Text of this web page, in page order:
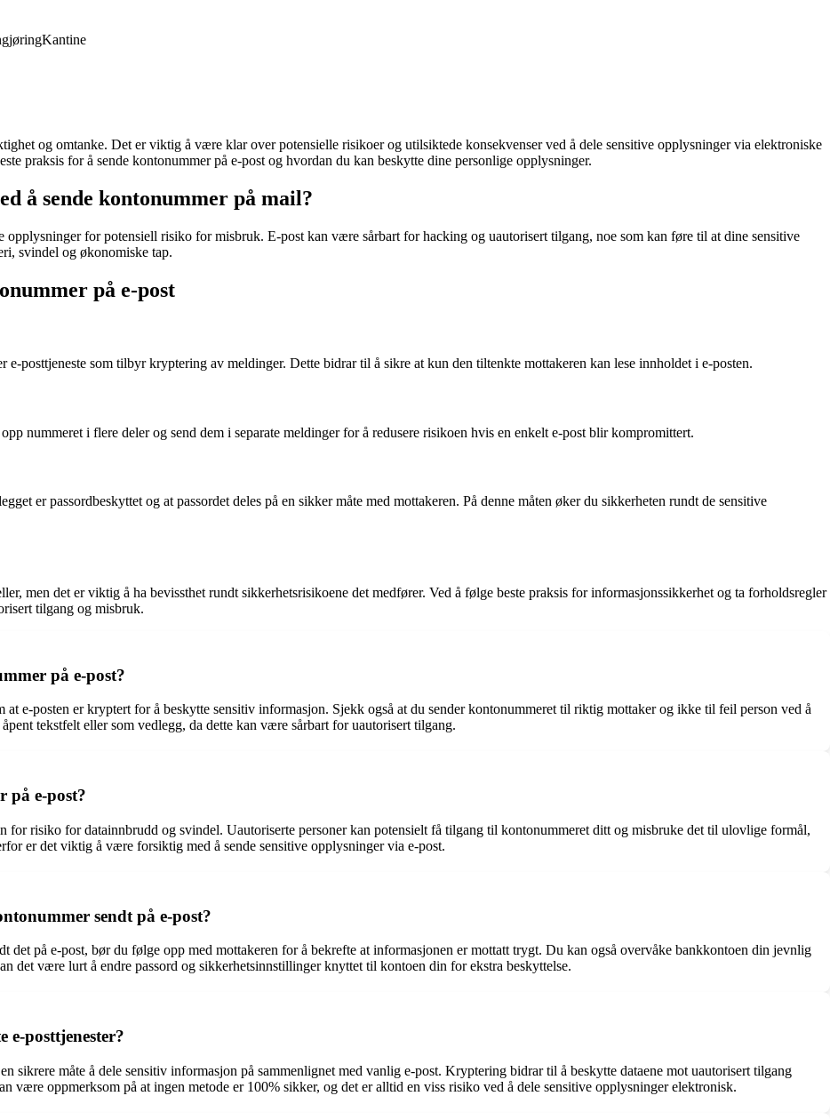
Kantine
og omtanke. Det er viktig å være klar over potensielle risikoer og utilsiktede konsekvenser ved å dele sensitive opplysninger via elektroniske
praksis for å sende kontonummer på e-post og hvordan du kan beskytte dine personlige opplysninger.
å sende kontonummer på mail?
opplysninger for potensiell risiko for misbruk. E-post kan være sårbart for hacking og uautorisert tilgang, noe som kan føre til at dine sensitive
svindel og økonomiske tap.
på e-post
posttjeneste som tilbyr kryptering av meldinger. Dette bidrar til å sikre at kun den tiltenkte mottakeren kan lese innholdet i e-posten.
nummeret i flere deler og send dem i separate meldinger for å redusere risikoen hvis en enkelt e-post blir kompromittert.
er passordbeskyttet og at passordet deles på en sikker måte med mottakeren. På denne måten øker du sikkerheten rundt de sensitive
men det er viktig å ha bevissthet rundt sikkerhetsrisikoene det medfører. Ved å følge beste praksis for informasjonssikkerhet og ta forholdsregler
tilgang og misbruk.
på e-post?
e-posten er kryptert for å beskytte sensitiv informasjon. Sjekk også at du sender kontonummeret til riktig mottaker og ikke til feil person ved å
tekstfelt eller som vedlegg, da dette kan være sårbart for uautorisert tilgang.
på e-post?
for risiko for datainnbrudd og svindel. Uautoriserte personer kan potensielt få tilgang til kontonummeret ditt og misbruke det til ulovlige formål,
er det viktig å være forsiktig med å sende sensitive opplysninger via e-post.
sendt på e-post?
det på e-post, bør du følge opp med mottakeren for å bekrefte at informasjonen er mottatt trygt. Du kan også overvåke bankkontoen din jevnlig
det være lurt å endre passord og sikkerhetsinnstillinger knyttet til kontoen din for ekstra beskyttelse.
posttjenester?
sikrere måte å dele sensitiv informasjon på sammenlignet med vanlig e-post. Kryptering bidrar til å beskytte dataene mot uautorisert tilgang
være oppmerksom på at ingen metode er 100% sikker, og det er alltid en viss risiko ved å dele sensitive opplysninger elektronisk.